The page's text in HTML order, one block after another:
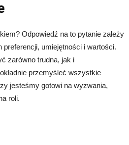
Odpowiedź na to pytanie zależy
umiejętności i wartości.
zarówno trudna, jak i
przemyśleć wszystkie
jesteśmy gotowi na wyzwania,
roli.